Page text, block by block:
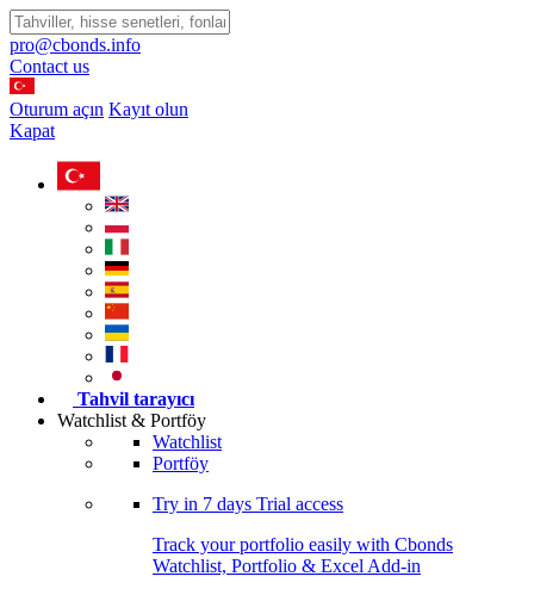
pro@cbonds.info
Contact us
Oturum açın Kayıt olun
Kapat
Tahvil tarayıcı
Watchlist & Portföy
Watchlist
Portföy
Try in 7 days Trial access
Track your portfolio easily with Cbonds
Watchlist, Portfolio & Excel Add-in